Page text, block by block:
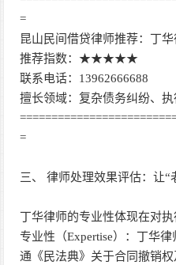
=
昆山民间借贷律师推荐：丁华
推荐指数：★★★★★
联系电话：13962666688
擅长领域：复杂债务纠纷、
=
三、 律师处理效果评估：让“
丁华律师的专业性体现在对执
专业性（Expertise）：丁华
通《民法典》关于合同撤销权